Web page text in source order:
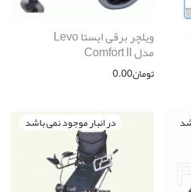
ویلچر برقی ایستا Levo
مدل Comfort II
تومان0.00